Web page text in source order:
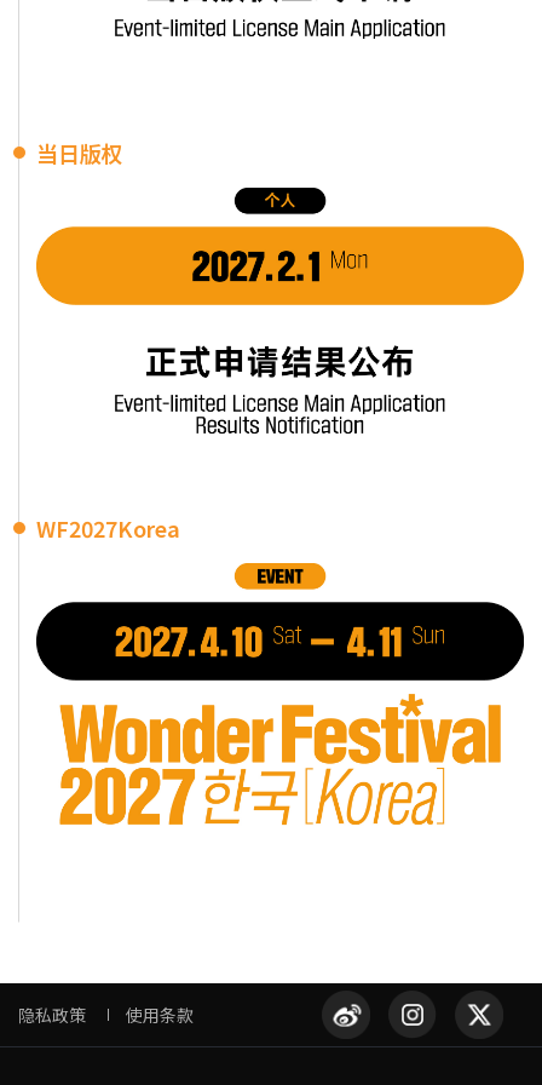
当日版权
WF2027Korea
隐私政策 使用条款